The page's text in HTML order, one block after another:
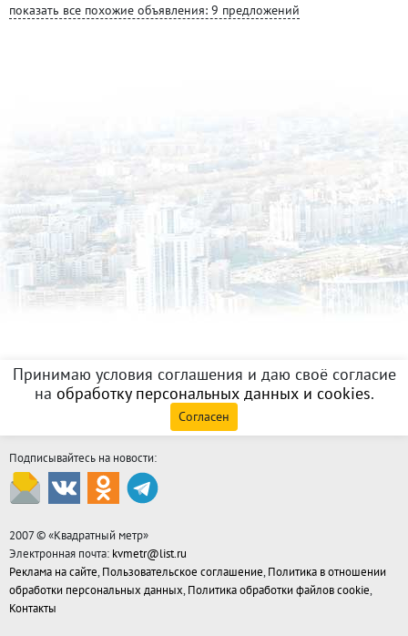
показать все похожие объявления: 9 предложений
Принимаю условия соглашения и даю своё согласие
на обработку персональных данных и cookies.
Согласен
Подписывайтесь на новости:
2007 © «Квадратный метр»
Электронная почта: kvmetr@list.ru
Реклама на сайте, Пользовательское соглашение, Политика в отношении
обработки персональных данных, Политика обработки файлов cookie,
Контакты